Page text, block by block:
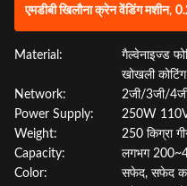
एमडीबी खिलौना क्रेन वेंडिंग मशीन,
Material:
गैल्वेनाइज्ड
खोखली
Network:
2जी/3जी/
Power Supply:
250W
Weight:
250 किग्रा
Capacity:
लगभग
Color:
सफेद, सफेद